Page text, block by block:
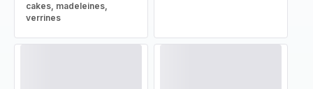
cakes, madeleines,
verrines